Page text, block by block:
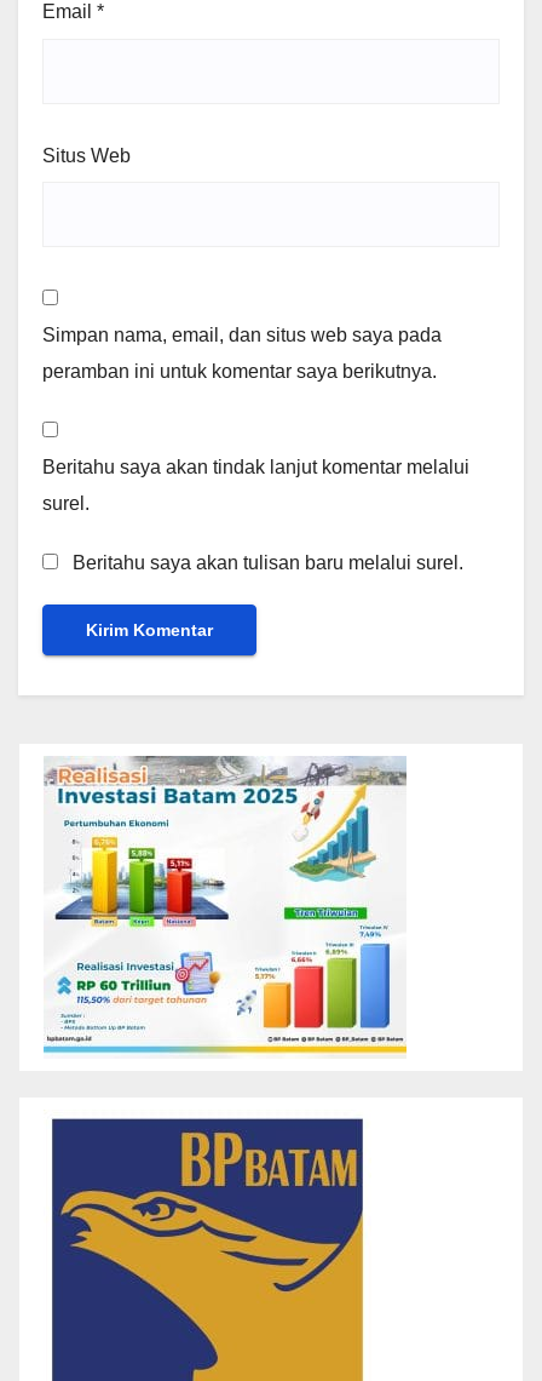
Email *
Situs Web
Simpan nama, email, dan situs web saya pada
peramban ini untuk komentar saya berikutnya.
Beritahu saya akan tindak lanjut komentar melalui
surel.
Beritahu saya akan tulisan baru melalui surel.